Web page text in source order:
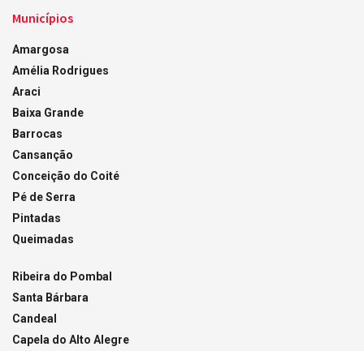
Municípios
Amargosa
Amélia Rodrigues
Araci
Baixa Grande
Barrocas
Cansanção
Conceição do Coité
Pé de Serra
Pintadas
Queimadas
Ribeira do Pombal
Santa Bárbara
Candeal
Capela do Alto Alegre